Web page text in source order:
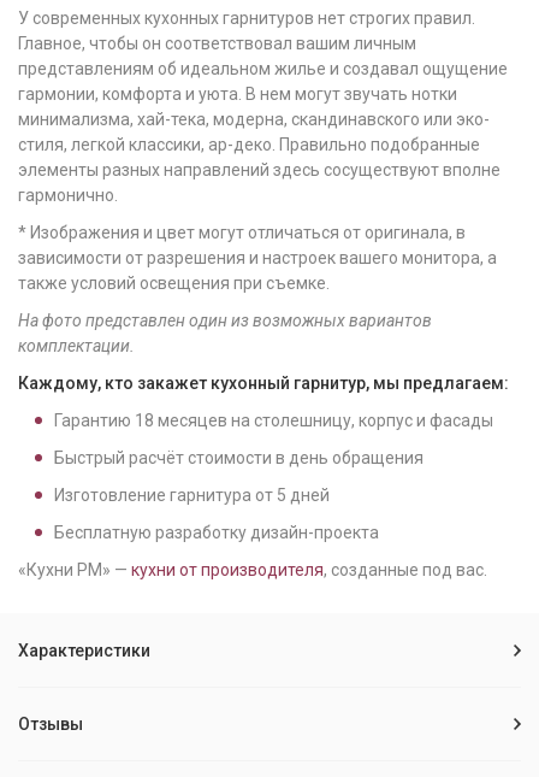
У современных кухонных гарнитуров нет строгих правил.
Главное, чтобы он соответствовал вашим личным
представлениям об идеальном жилье и создавал ощущение
гармонии, комфорта и уюта. В нем могут звучать нотки
минимализма, хай-тека, модерна, скандинавского или эко-
стиля, легкой классики, ар-деко. Правильно подобранные
элементы разных направлений здесь сосуществуют вполне
гармонично.
* Изображения и цвет могут отличаться от оригинала, в
зависимости от разрешения и настроек вашего монитора, а
также условий освещения при съемке.
На фото представлен один из возможных вариантов
комплектации.
Каждому, кто закажет кухонный гарнитур, мы предлагаем:
Гарантию 18 месяцев на столешницу, корпус и фасады
Быстрый расчёт стоимости в день обращения
Изготовление гарнитура от 5 дней
Бесплатную разработку дизайн-проекта
«Кухни РМ» — кухни от производителя, созданные под вас.
Характеристики
Отзывы